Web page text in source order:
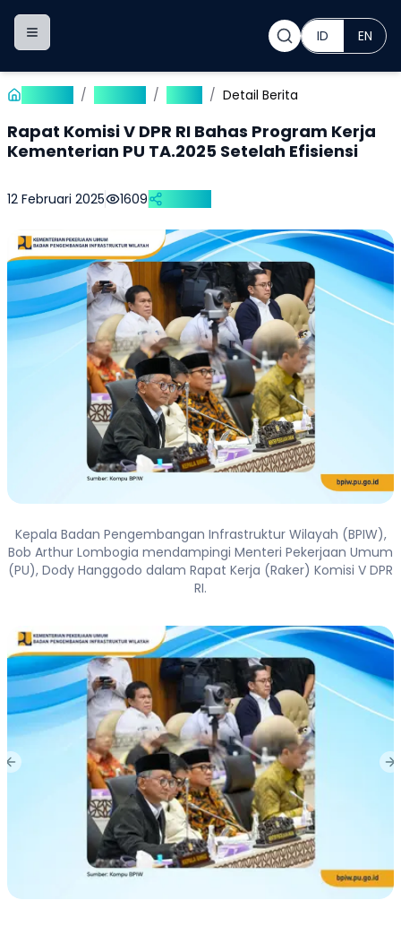
Toggle navigation menu ID EN
/ / / Detail Berita
Rapat Komisi V DPR RI Bahas Program Kerja
Kementerian PU TA.2025 Setelah Efisiensi
12 Februari 2025 1609
Kepala Badan Pengembangan Infrastruktur Wilayah (BPIW),
Bob Arthur Lombogia mendampingi Menteri Pekerjaan Umum
(PU), Dody Hanggodo dalam Rapat Kerja (Raker) Komisi V DPR
RI.
Previous slide